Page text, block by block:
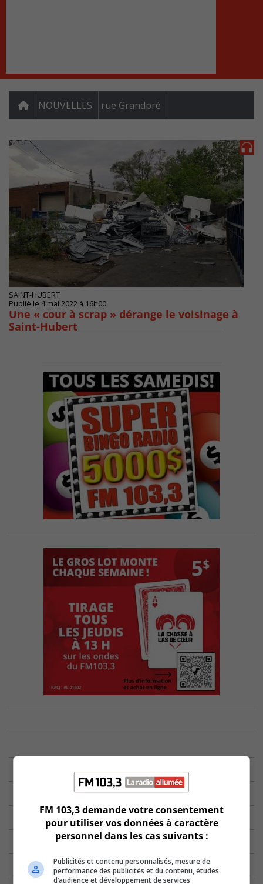
NOUVELLES rue Grandpré
SAINT-HUBERT
Publié le 4 mai 2022 à 16h00
Une « cour à scrap » dérange le voisinage à
Saint-Hubert
FM 103,3 demande votre consentement
pour utiliser vos données à caractère
personnel dans les cas suivants :
Publicités et contenu personnalisés, mesure de
performance des publicités et du contenu, études
d’audience et développement de services